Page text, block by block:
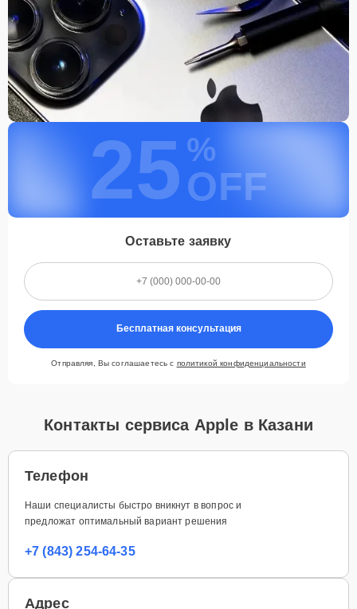
25 %
OFF
Оставьте заявку
Бесплатная консультация
Отправляя, Вы соглашаетесь с политикой конфиденциальности
Контакты сервиса Apple в Казани
Телефон
Наши специалисты быстро вникнут в вопрос и
предложат оптимальный вариант решения
+7 (843) 254-64-35
Адрес